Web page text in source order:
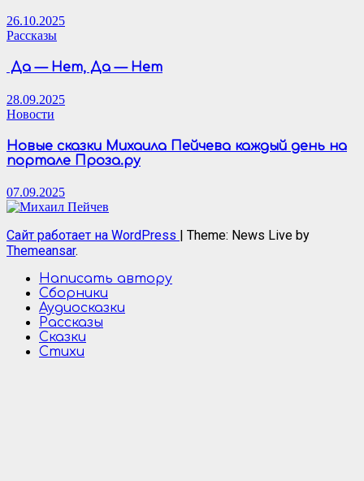
26.10.2025
Рассказы
Да — Нет, Да — Нет
28.09.2025
Новости
Новые сказки Михаила Пейчева каждый день на
портале Проза.ру
07.09.2025
Сайт работает на WordPress
Theme: News Live by
Themeansar.
Написать автору
Сборники
Аудиосказки
Рассказы
Сказки
Стихи